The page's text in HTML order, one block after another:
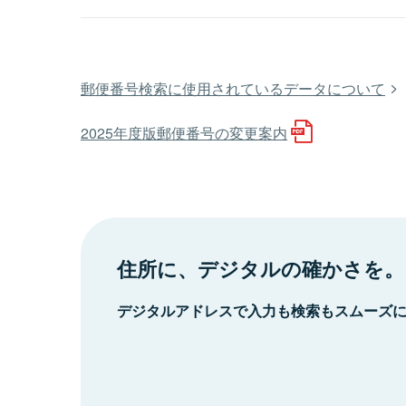
郵便番号検索に使用されているデータについて
2025年度版郵便番号の変更案内
住所に、デジタルの確かさを。
デジタルアドレスで入力も検索もスムーズ